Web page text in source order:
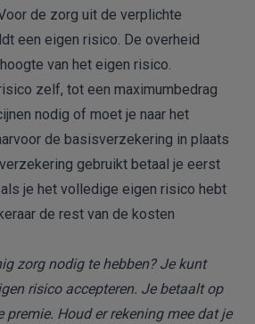
de zorg uit de verplichte
een eigen risico. De overheid
van het eigen risico.
zelf, tot een maximumbedrag
nodig of moet je naar het
de basisverzekering in plaats
gebruikt betaal je eerst
je het volledige eigen risico hebt
de rest van de kosten
zorg nodig te hebben? Je kunt
risico accepteren. Je betaalt op
premie. Houd er rekening mee dat je